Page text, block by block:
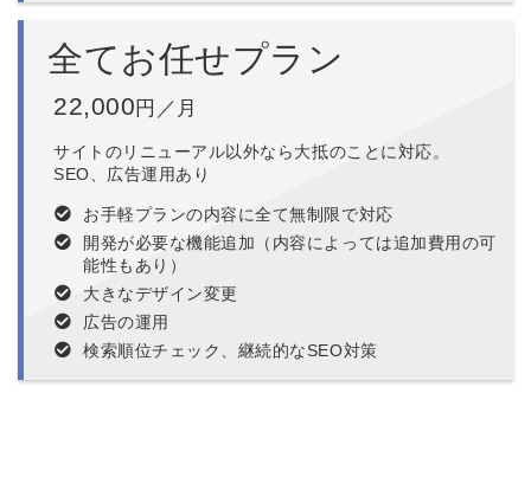
全てお任せプラン
22,000 円／月
サイトのリニューアル以外なら大抵のことに対応。
SEO、広告運用あり
お手軽プランの内容に全て無制限で対応
開発が必要な機能追加（内容によっては追加費用の可
能性もあり）
大きなデザイン変更
広告の運用
検索順位チェック、継続的なSEO対策